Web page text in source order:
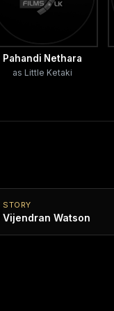
Pahandi Nethara
as Little Ketaki
STORY
Vijendran Watson